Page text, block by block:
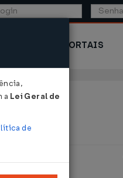
PORTAIS
a Lei Geral de
de